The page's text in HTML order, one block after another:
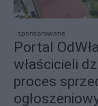
sponsorowane
Portal
właścicieli
proces